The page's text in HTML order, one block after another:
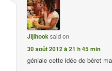
Jijihooksaid on
30 août 2012 à 21 h 45 min
géniale cette idée de béret